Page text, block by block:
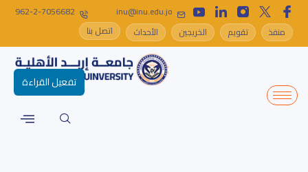
inu@inu.edu.jo
962-2-7056682
منفذ
تقويم الخريجين الأحداث اتصل بنا
تفعيل القراءة